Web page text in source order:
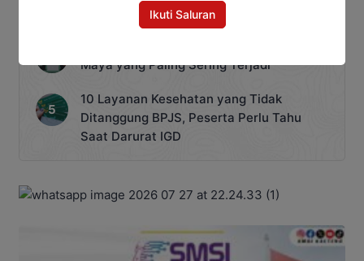
Juanda Sampit Ternyata Seorang PNS
Maya yang Paling Sering Terjadi
10 Layanan Kesehatan yang Tidak
Ditanggung BPJS, Peserta Perlu Tahu
Saat Darurat IGD
Ikuti Saluran